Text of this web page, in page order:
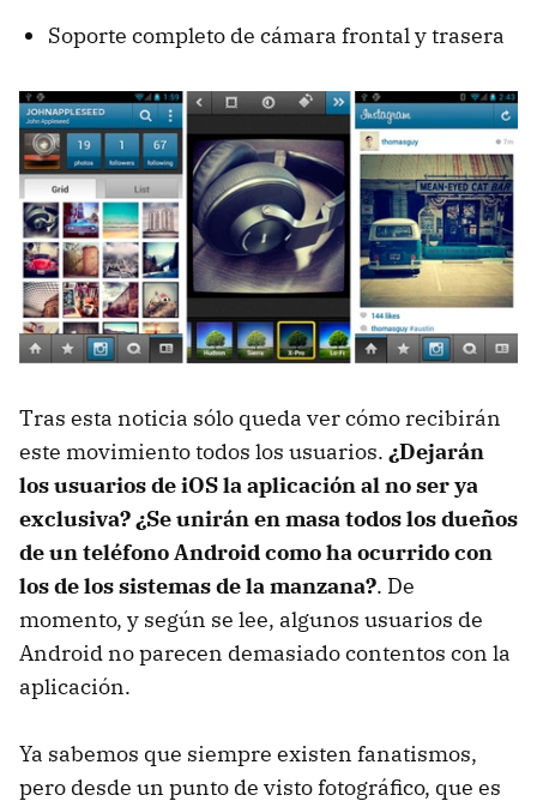
Soporte completo de cámara frontal y trasera
Tras esta noticia sólo queda ver cómo recibirán
este movimiento todos los usuarios. ¿Dejarán
los usuarios de iOS la aplicación al no ser ya
exclusiva? ¿Se unirán en masa todos los dueños
de un teléfono Android como ha ocurrido con
los de los sistemas de la manzana?. De
momento, y según se lee, algunos usuarios de
Android no parecen demasiado contentos con la
aplicación.
Ya sabemos que siempre existen fanatismos,
pero desde un punto de visto fotográfico, que es